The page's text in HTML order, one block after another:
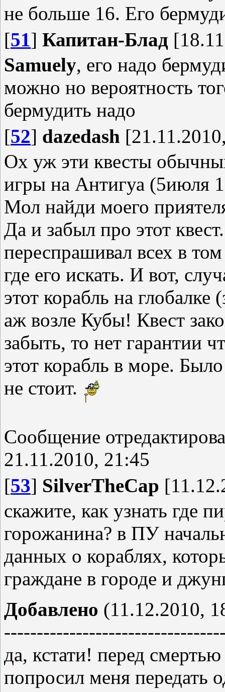
не больше 16. Его
[51] Капитан-Блад
Samuely, его надо
можно но вероятность
бермудить надо
[52] dazedash
Ох уж эти квесты
игры на Антигуа (5июля
Мол найди моего
Да и забыл про этот
переспрашивал всех в
где его искать. И вот,
этот корабль на
аж возле Кубы! Квест
забыть, то нет гарантии
этот корабль в море.
не стоит.
Сообщение
21.11.2010, 21:45
[53] SilverTheCap
скажите, как узнать где
горожанина? в ПУ
данных о кораблях,
граждане в городе и
Добавлено (11.12.2010,
да, кстати! перед
попросил меня передать